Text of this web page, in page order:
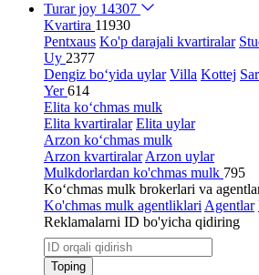
Turar joy 14307
Kvartira 11930
Pentxaus Ko'p darajali kvartiralar
Uy 2377
Dengiz bo‘yida uylar Villa Kottej
Yer614
Elita ko‘chmas mulk
Elita kvartiralar Elita uylar
Arzon ko‘chmas mulk
Arzon kvartiralar Arzon uylar
Mulkdorlardan ko'chmas mulk 795
Ko‘chmas mulk brokerlari va
Ko'chmas mulk agentliklari Agentlar
Reklamalarni ID bo'yicha qidiring
Toping